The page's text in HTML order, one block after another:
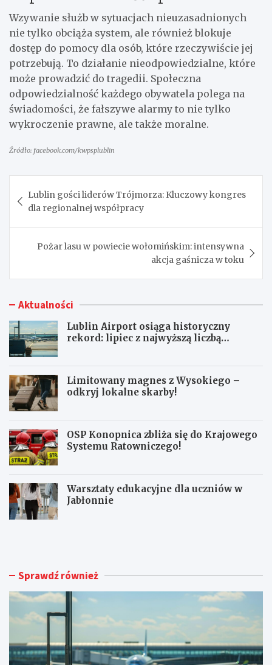
Wzywanie służb w sytuacjach nieuzasadnionych
nie tylko obciąża system, ale również blokuje
dostęp do pomocy dla osób, które rzeczywiście jej
potrzebują. To działanie nieodpowiedzialne, które
może prowadzić do tragedii. Społeczna
odpowiedzialność każdego obywatela polega na
świadomości, że fałszywe alarmy to nie tylko
wykroczenie prawne, ale także moralne.
Źródło: facebook.com/kwpsplublin
wpisu
Lublin gości liderów Trójmorza: Kluczowy kongres
dla regionalnej współpracy
Pożar lasu w powiecie wołomińskim: intensywna
akcja gaśnicza w toku
Aktualności
Lublin Airport osiąga historyczny
rekord: lipiec z najwyższą liczbą
Limitowany magnes z Wysokiego –
odkryj lokalne skarby!
OSP Konopnica zbliża się do Krajowego
Systemu Ratowniczego!
Warsztaty edukacyjne dla uczniów w
Jabłonnie
L
n
i
p
r
t
L
o
a
y
a
g
Sprawdź również